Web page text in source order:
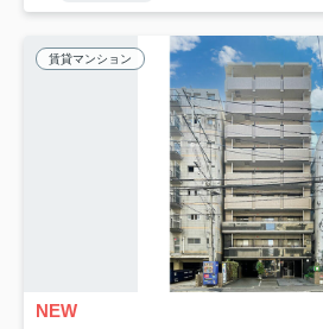
賃貸マンション
NEW